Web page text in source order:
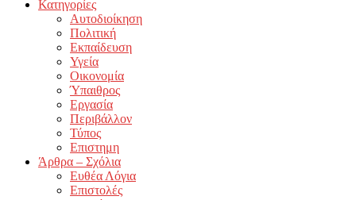
Κατηγορίες
Αυτοδιοίκηση
Πολιτική
Εκπαίδευση
Υγεία
Οικονομία
Ύπαιθρος
Εργασία
Περιβάλλον
Τύπος
Επιστημη
Άρθρα – Σχόλια
Ευθέα Λόγια
Επιστολές